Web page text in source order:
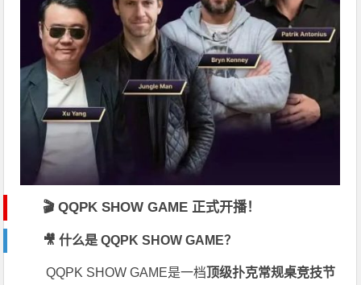
🎬 QQPK SHOW GAME 正式开播！
🎥 什么是 QQPK SHOW GAME？
QQPK SHOW GAME是一档顶级扑克常规桌竞技节